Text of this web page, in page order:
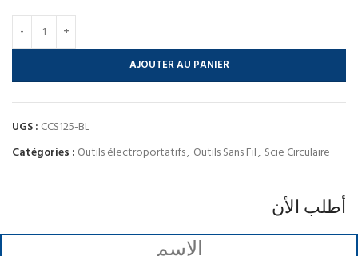
AJOUTER AU PANIER
UGS : CCS125-BL
Catégories : Outils électroportatifs, Outils Sans Fil, Scie Circulaire
أطلب الأن